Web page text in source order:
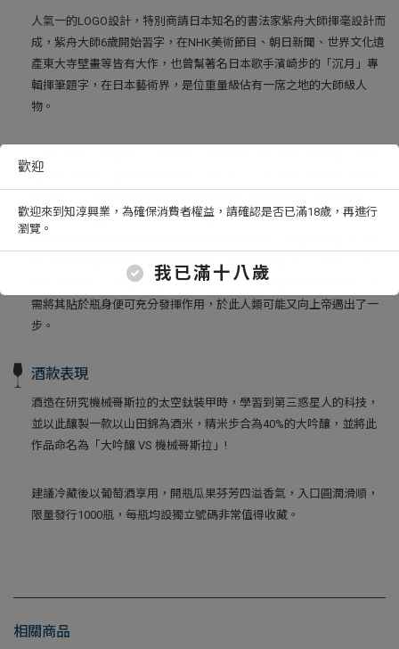
歡迎
歡迎來到知淳興業，為確保消費者權益，請確認是否已滿18歲，再進行
瀏覽。
我已滿十八歲
人氣一的LOGO設計，特別商請日本知名的書法家紫舟大師揮毫設計而
成，紫舟大師6歲開始習字，在NHK美術節目、朝日新聞、世界文化遺
產東大寺壁畫等皆有大作，也曾幫著名日本歌手濱崎步的「沉月」專
輯揮筆題字，在日本藝術界，是位重量級佔有一席之地的大師級人
物。
福島縣須賀市，離其不遠的同鄉二本松市「人氣酒造」即為推出本作
術，經能夠產生改變歷史清酒。因此人氣花了許多時間研究哥吉拉細
無法單獨釀造的清酒。經過不斷研究，終於產生這次的「哥斯拉 VS
純米大吟釀」。酒造的結論是使用哥吉拉細胞釀造威力過於強大，僅
需將其貼於瓶身便可充分發揮作用，於此人類可能又向上帝邁出了一
步。
酒款表現
酒造在研究機械哥斯拉的太空鈦裝甲時，學習到第三惑星人的科技，
並以此釀製一款以山田錦為酒米，精米步合為40%的大吟釀，並將此
作品命名為「大吟釀 VS 機械哥斯拉」!
建議冷藏後以葡萄酒享用，開瓶瓜果芬芳四溢香氣，入口圓潤滑順，
限量發行1000瓶，每瓶均設獨立號碼非常值得收藏。
相關商品